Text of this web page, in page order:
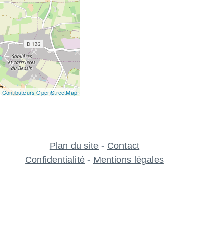
Contibuteurs OpenStreetMap
Plan du site - Contact
Confidentialité - Mentions légales